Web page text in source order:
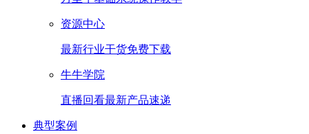
资源中心
最新行业干货免费下载
牛牛学院
直播回看最新产品速递
典型案例